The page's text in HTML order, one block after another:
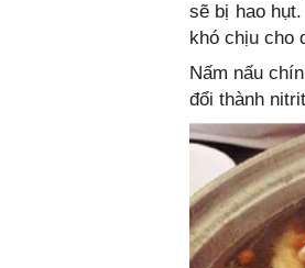
sẽ bị hao
khó chịu cho
Nấm nấu
đổi thành